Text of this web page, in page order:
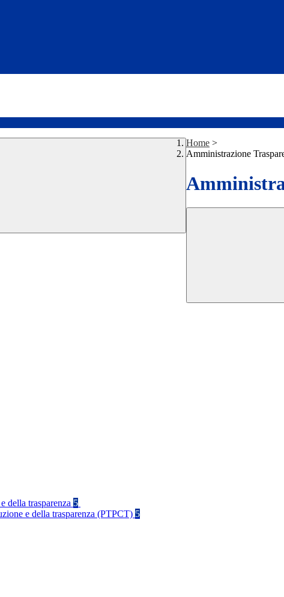
Home >
Amministrazione
della trasparenza 5
e della trasparenza (PTPCT) 5